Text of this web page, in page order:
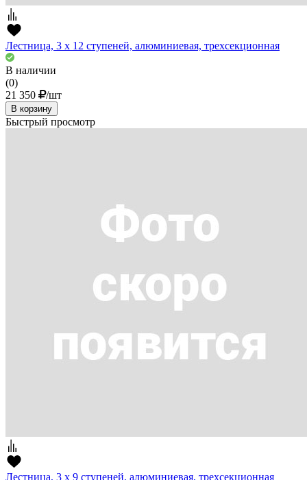
Лестница, 3 х 12 ступеней, алюминиевая, трехсекционная
В наличии
(0)
21 350
/шт
В корзину
Быстрый просмотр
Лестница, 3 х 9 ступеней, алюминиевая, трехсекционная